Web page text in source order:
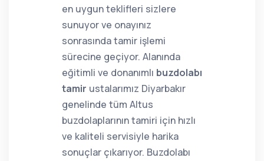
en uygun teklifleri sizlere
sunuyor ve onayınız
sonrasında tamir işlemi
sürecine geçiyor. Alanında
eğitimli ve donanımlı buzdolabı
tamir ustalarımız Diyarbakır
genelinde tüm Altus
buzdolaplarının tamiri için hızlı
ve kaliteli servisiyle harika
sonuçlar çıkarıyor. Buzdolabı